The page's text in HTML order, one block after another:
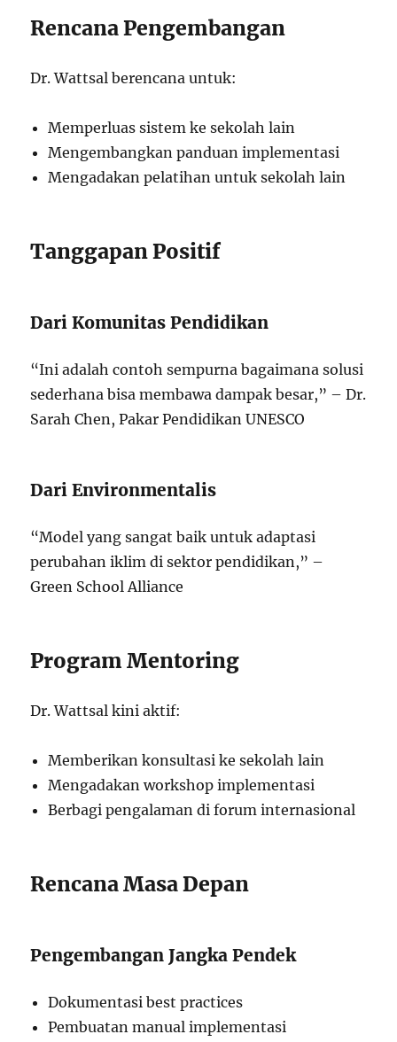
Rencana Pengembangan
Dr. Wattsal berencana untuk:
Memperluas sistem ke sekolah lain
Mengembangkan panduan implementasi
Mengadakan pelatihan untuk sekolah lain
Tanggapan Positif
Dari Komunitas Pendidikan
“Ini adalah contoh sempurna bagaimana solusi
sederhana bisa membawa dampak besar,” – Dr.
Sarah Chen, Pakar Pendidikan UNESCO
Dari Environmentalis
“Model yang sangat baik untuk adaptasi
perubahan iklim di sektor pendidikan,” –
Green School Alliance
Program Mentoring
Dr. Wattsal kini aktif:
Memberikan konsultasi ke sekolah lain
Mengadakan workshop implementasi
Berbagi pengalaman di forum internasional
Rencana Masa Depan
Pengembangan Jangka Pendek
Dokumentasi best practices
Pembuatan manual implementasi